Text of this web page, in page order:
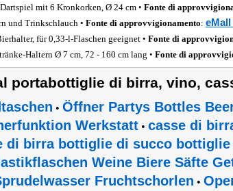
mit 6 Kronkorken, Ø 24 cm • Fonte di
und Trinkschlauch • Fonte di approvvigionamento: eMall
für 0,33-l-Flaschen geeignet • Fonte di
Haltern Ø 7 cm, 72 - 160 cm lang • Fonte di
portabottiglie di birra, vino,
• Öffner Partys Bottles
Werkstatt • casse di
di birra bottiglie di succo
Weine Biere Säfte
Fruchtschorlen •